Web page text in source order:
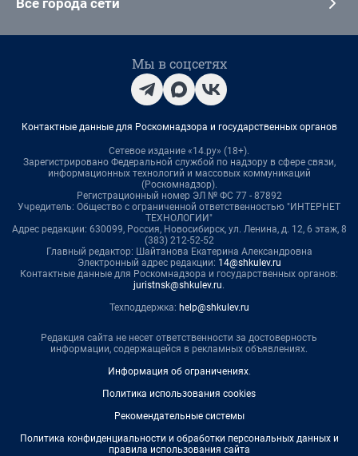
Мы в соцсетях
Контактные данные для Роскомнадзора и государственных органов
Сетевое издание «14.ру» (18+).
Зарегистрировано Федеральной службой по надзору в сфере связи,
информационных технологий и массовых коммуникаций
(Роскомнадзор).
Регистрационный номер ЭЛ № ФС 77 - 87892
Учредитель: Общество с ограниченной ответственностью "ИНТЕРНЕТ
ТЕХНОЛОГИИ"
Адрес редакции: 630099, Россия, Новосибирск, ул. Ленина, д. 12, 6 этаж, 8
(383) 212-52-52
Главный редактор: Шайтанова Екатерина Александровна
Электронный адрес редакции: 14@shkulev.ru
Контактные данные для Роскомнадзора и государственных органов:
juristnsk@shkulev.ru.
Техподдержка: help@shkulev.ru
Редакция сайта не несет ответственности за достоверность
информации, содержащейся в рекламных объявлениях.
Информация об ограничениях.
Политика использования cookies
Рекомендательные системы
Политика конфиденциальности и обработки персональных данных и
правила использования сайта